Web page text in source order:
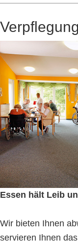
Verpflegung
Essen hält Leib
Wir bieten Ihnen
servieren Ihnen